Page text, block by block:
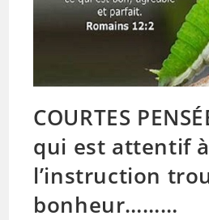
COURTES
qui est attentif à
l’instruction
bonheur………